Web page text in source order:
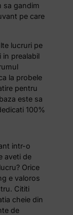
sa gandim
pe care
lucruri pe
in prealabil
la probele
pentru
este sa
100%
intr-o
aveti de
Orice
e valoros
Cititi
cheie din
de